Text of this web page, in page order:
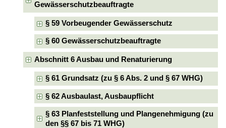
Gewässerschutzbeauftragte
§ 59 Vorbeugender Gewässerschutz
§ 60 Gewässerschutzbeauftragte
Abschnitt 6 Ausbau und Renaturierung
§ 61 Grundsatz (zu § 6 Abs. 2 und § 67 WHG)
§ 62 Ausbaulast, Ausbaupflicht
§ 63 Planfeststellung und Plangenehmigung (zu
den §§ 67 bis 71 WHG)